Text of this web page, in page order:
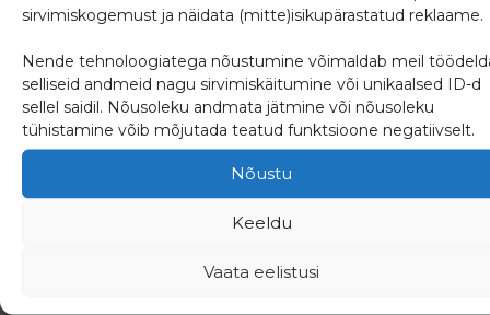
sirvimiskogemust ja näidata (mitte)isikupärastatud reklaame.
Nende tehnoloogiatega nõustumine võimaldab meil
selliseid andmeid nagu sirvimiskäitumine või unikaalsed ID-d
sellel saidil. Nõusoleku andmata jätmine või nõusoleku
tühistamine võib mõjutada teatud funktsioone negatiivselt.
Nõustu
Keeldu
Vaata eelistusi
Kolmik 40/67,5° Poogen 50/15° PP B